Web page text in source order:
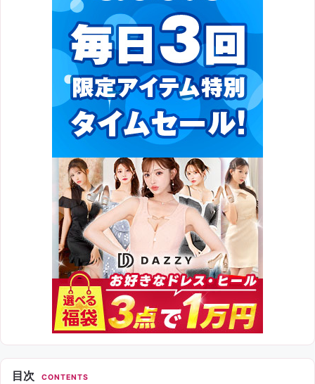
目次 CONTENTS